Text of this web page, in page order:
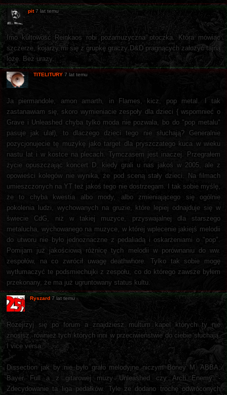
pit 7 lat temu
Imo kultowość Reinkaos robi pozamuzyczna otoczka. Która mówiąc
szczerze, kojarzy mi się z grupkę graczy D&D pragnących założyć tajną
lożę. Bez urazy.
TITELITURY 7 lat temu
Ja piermandole, amon amarth, in Flames, kicz, pop metal. I tak
zastanawiam się, skoro wymieniacie zespoły dla dzieci { wspomnieć o
Grave i Unleashed chyba tylko moda nie pozwala, bo do "pop metalu"
pasuje jak ulał), to dlaczego dzieci tego nie słuchają? Generalnie
pozycjonujecie tę muzykę jako target dla pryszczatego kuca w wieku
nastu lat i w kostce na plecach. Tymczasem jest inaczej. Przegrałem
życie opuszczając koncert D. kiedy grali u nas jakoś w 2005, ale z
opowieści kolegów nie wynika, że pod sceną stały dzieci. Na filmach
umieszczonych na YT też jakoś tego nie dostrzegam. I tak sobie myślę,
że to chyba kwestia albo mody, albo zmieniającego się ogólnie
pokolenia ludzi, wychowanych na gruzie, które lepiej odnajduje się w
świecie CdG, niż w takiej muzyce, przyswajalnej dla starszego
metalucha, wychowanego na muzyce, w której wplecenie jakiejś melodii
do utworu nie było jednoznaczne z pedaliadą i oskarżeniami o "pop".
Pomijam już jakościową różnicę tych melodii w porównaniu do ww.
zespołów, na co zwrócił uwagę deathwhore. Tylko tak sobie mogę
wytłumaczyć te podsmiechujki z zespołu, co do którego zawsze byłem
przekonany, że ma już ugruntowany status kultu.
Ryszard 7 lat temu
Rozejrzyj się po forum a znajdziesz multum kapel których ty nie
znosisz, również tych których inni w przeciwieństwie do ciebie słuchają.
I vice versa.
Dissection jak by nie było grało melodyjne niczym Boney M, ABBA,
Bayer Full a z gitarowej muzy Unleashed czy Arch Enemy -
Zdecydowanie ta liga pedałków. Tyle ze dodano trochę odwróconych